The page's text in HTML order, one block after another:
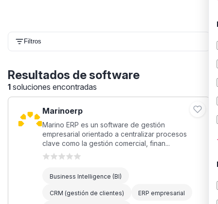
Filtros
Resultados de software
1 soluciones encontradas
Marinoerp
Marino ERP es un software de gestión
empresarial orientado a centralizar procesos
clave como la gestión comercial, finan...
Business Intelligence (BI)
CRM (gestión de clientes) ERP empresarial